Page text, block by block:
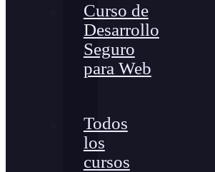
Curso de
Desarrollo
Seguro
para Web
Todos
los
cursos